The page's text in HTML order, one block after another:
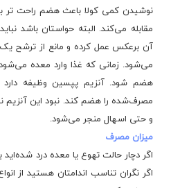
نوشیدن کمی کولا باعث هضم راحت تر
مقابله می‌کند. البته حواستان باشد
آن برعکس عمل کرده و مانع از ترشح
می‌شود. زمانی که غذا وارد معده
هضم شود.آنزیم پپسین وظیفه
مصرف‌شده را هضم کند. نبود این آنزیم
و حتی اسهال منجر می‌شود.
میزان مصرف
اگر دچار حالت تهوع یا معده درد شده‌اید
اگر نگران تناسب اندامتان هستید از